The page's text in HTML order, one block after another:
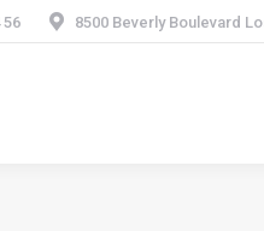
56 8500 Beverly Boulevard